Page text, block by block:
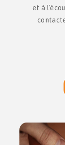
et à